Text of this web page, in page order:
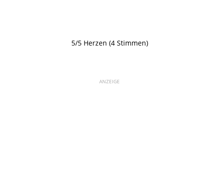
5/5 Herzen (4 Stimmen)
ANZEIGE